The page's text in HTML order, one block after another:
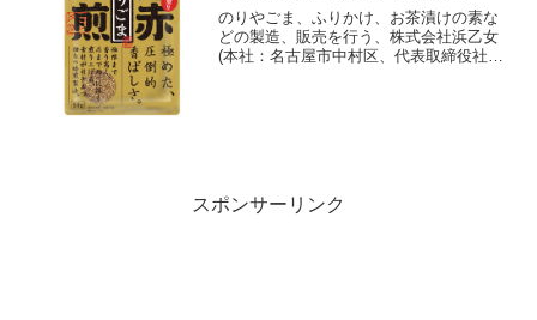
のりやごま、ふりかけ、お茶漬けの素な
どの製造、販売を行う、株式会社浜乙女
(本社：名古屋市中村区、代表取締役社
スポンサーリンク